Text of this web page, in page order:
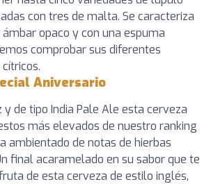
con tres de malta. Se caracteriza
opaco y con una espuma
comprobar sus diferentes
Aniversario
y de tipo India Pale Ale esta cerveza
más elevados de nuestro ranking
ambientado de notas de hierbas
final acaramelado en su sabor que te
de esta cerveza de estilo inglés,